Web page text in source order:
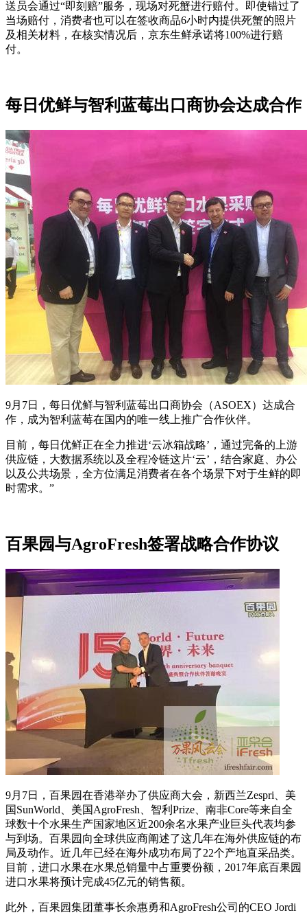
送员会通过“即刻赔”服务，现场对死蟹进行赔付。即使错过了
当场赔付，消费者也可以在签收商品6小时内提供死蟹的照片
及相关材料，在核实情况后，京东生鲜承诺将100%进行赔
付。
每日优鲜与智利蓝莓出口商协会达成合作
9月7日，每日优鲜与智利蓝莓出口商协会（ASOEX）达成合
作，成为智利蓝莓在国内的唯一线上推广合作伙伴。
目前，每日优鲜正在全力推进‘云冰箱战略’，通过完备的上游
供应链，大数据系统以及全程冷链这片‘云’，结合家庭、办公
以及公共场景，全方位满足消费者在各个场景下对于生鲜的即
时需求。”
百果园与AgroFresh签署战略合作协议
9月7日，百果园在香港举办了供应商大会，新西兰Zespri、美
国SunWorld、美国AgroFresh、智利Prize、南非Core等来自全
球数十个水果生产国家地区近200余名水果产业巨头代表均参
与到场。百果园向全球供应商阐述了这几年在海外供应链的布
局及动作。近几年已经在海外成功布局了22个产地直采品类。
目前，进口水果在水果总销量中占重要份额，2017年底百果园
进口水果将预计完成45亿元的销售额。
此外，百果园集团董事长余惠勇和AgroFresh公司的CEO Jordi